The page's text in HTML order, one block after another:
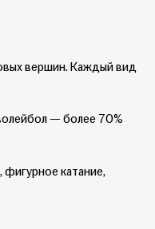
вершин. Каждый вид
— более 70%
фигурное катание,